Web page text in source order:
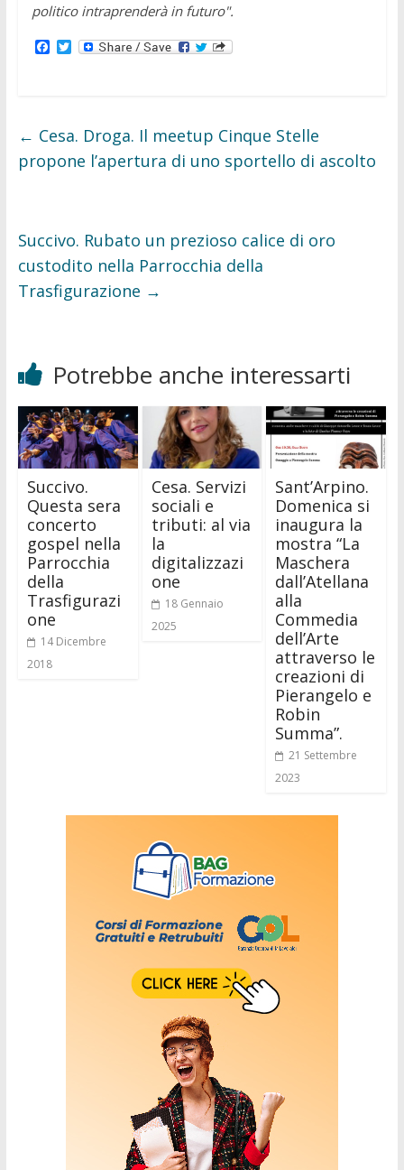
politico intraprenderà in futuro".
F
o
k
T
r
← Cesa. Droga. Il meetup Cinque Stelle
propone l’apertura di uno sportello di ascolto
Succivo. Rubato un prezioso calice di oro
custodito nella Parrocchia della
Trasfigurazione →
Potrebbe anche interessarti
Succivo.
Questa sera
concerto
gospel nella
Parrocchia
della
Trasfigurazi
one
14 Dicembre
2018
Cesa. Servizi
sociali e
tributi: al via
la
digitalizzazi
one
18 Gennaio
2025
Sant’Arpino.
Domenica si
inaugura la
mostra “La
Maschera
dall’Atellana
alla
Commedia
dell’Arte
attraverso le
creazioni di
Pierangelo e
Robin
Summa”.
21 Settembre
2023